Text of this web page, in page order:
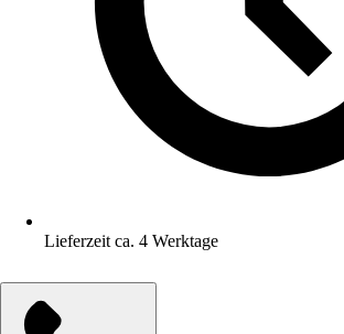
Lieferzeit ca. 4 Werktage